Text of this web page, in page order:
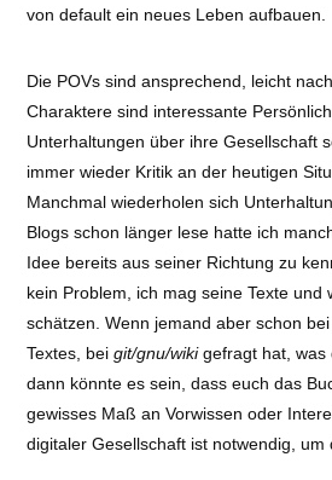
von default ein neues Leben aufbauen.
Die POVs sind ansprechend, leicht
Charaktere sind interessante
Unterhaltungen über ihre Gesellschaft
immer wieder Kritik an der heutigen
Manchmal wiederholen sich
Blogs schon länger lese hatte ich
Idee bereits aus seiner Richtung zu
kein Problem, ich mag seine Texte und
schätzen. Wenn jemand aber schon
Textes, beigit/gnu/wikigefragt hat, was
dann könnte es sein, dass euch das
gewisses Maß an Vorwissen oder
digitaler Gesellschaft ist notwendig, um